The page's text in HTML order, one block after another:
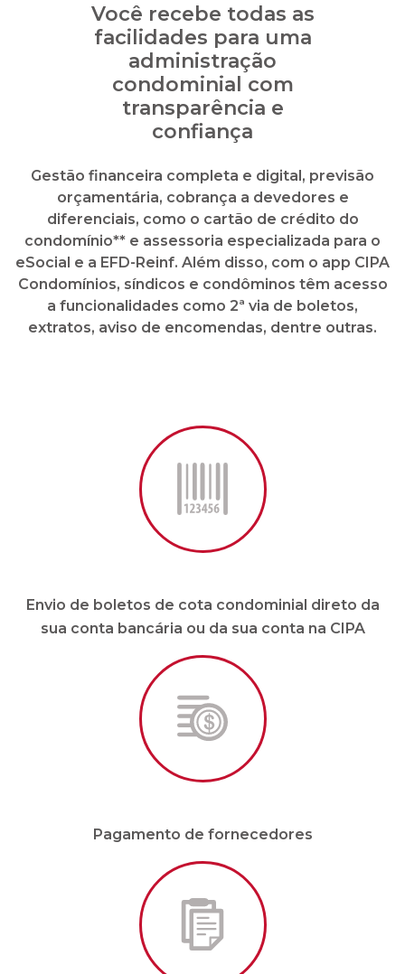
Gestão financeira completa e digital, previsão
orçamentária, cobrança a devedores e
diferenciais, como o cartão de crédito do
condomínio** e assessoria especializada para o
eSocial e a EFD-Reinf. Além disso, com o app CIPA
Condomínios, síndicos e condôminos têm acesso
a funcionalidades como 2ª via de boletos,
extratos, aviso de encomendas, dentre outras.
Envio de boletos de cota condominial direto da
sua conta bancária ou da sua conta na CIPA
Pagamento de fornecedores
Envio e recebimento de boletos em formato
digital